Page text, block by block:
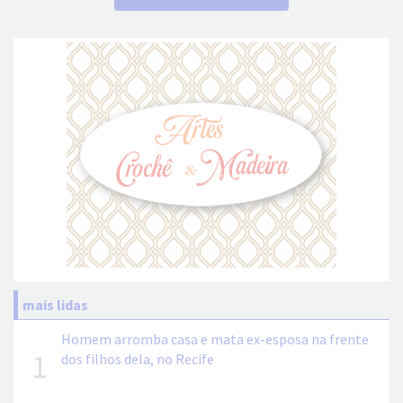
mais lidas
1
Homem arromba casa e mata ex-esposa na frente
dos filhos dela, no Recife